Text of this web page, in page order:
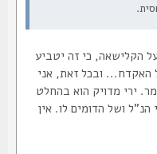
כי זה יטביע
ובכל זאת, אני
מדויק הוא בהחלט
ושל הדומים לו. אין